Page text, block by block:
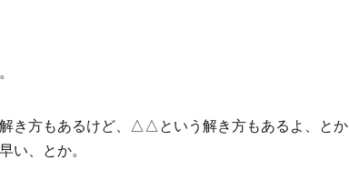
き方もあるけど、△△という解き方もあるよ、とか
い、とか。